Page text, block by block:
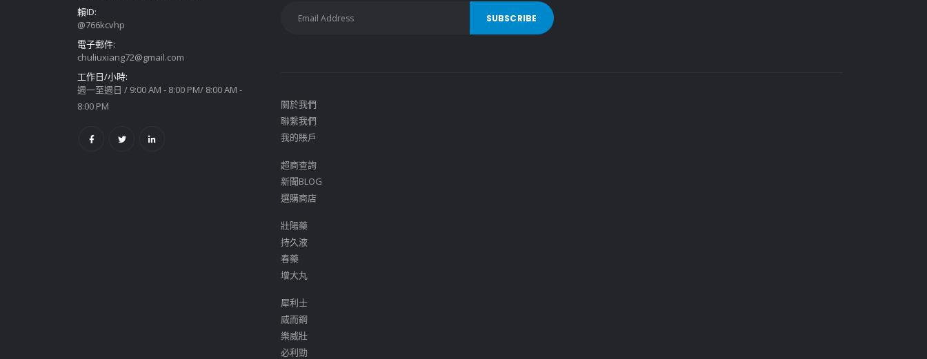
賴ID:
@766kcvhp
電子郵件:
chuliuxiang72@gmail.com
工作日/小時:
週一至週日 / 9:00 AM - 8:00 PM/ 8:00 AM -
8:00 PM
關於我們
聯繫我們
我的賬戶
超商查詢
新聞BLOG
選購商店
壯陽藥
持久液
春藥
增大丸
犀利士
威而鋼
樂威壯
必利勁